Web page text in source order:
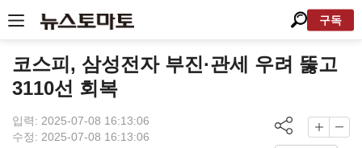
구독
코스피, 삼성전자 부진·관세 우려 뚫고
3110선 회복
입력: 2025-07-08 16:13:06
수정: 2025-07-08 16:13:06